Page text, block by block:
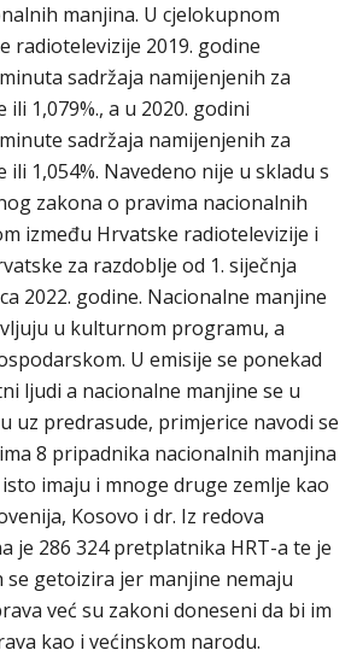
manjina. U cjelokupnom
radiotelevizije 2019. godine
sadržaja namijenjenih za
1,079%., a u 2020. godini
sadržaja namijenjenih za
ili 1,054%. Navedeno nije u skladu s
zakona o pravima nacionalnih
između Hrvatske radiotelevizije i
za razdoblje od 1. siječnja
2022. godine. Nacionalne manjine
u kulturnom programu, a
U emisije se ponekad
ljudi a nacionalne manjine se u
uz predrasude, primjerice navodi se
8 pripadnika nacionalnih manjina
imaju i mnoge druge zemlje kao
Kosovo i dr. Iz redova
je 286 324 pretplatnika HRT-a te je
getoizira jer manjine nemaju
već su zakoni doneseni da bi im
kao i većinskom narodu.